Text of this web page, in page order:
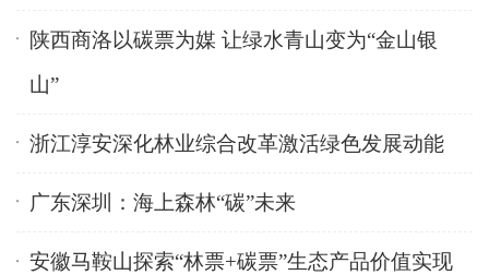
陕西商洛以碳票为媒 让绿水青山变为“金山银
山”
浙江淳安深化林业综合改革激活绿色发展动能
广东深圳：海上森林“碳”未来
安徽马鞍山探索“林票+碳票”生态产品价值实现